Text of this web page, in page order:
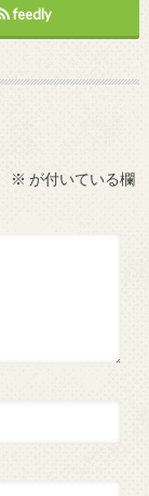
feedly
※ が付いている欄